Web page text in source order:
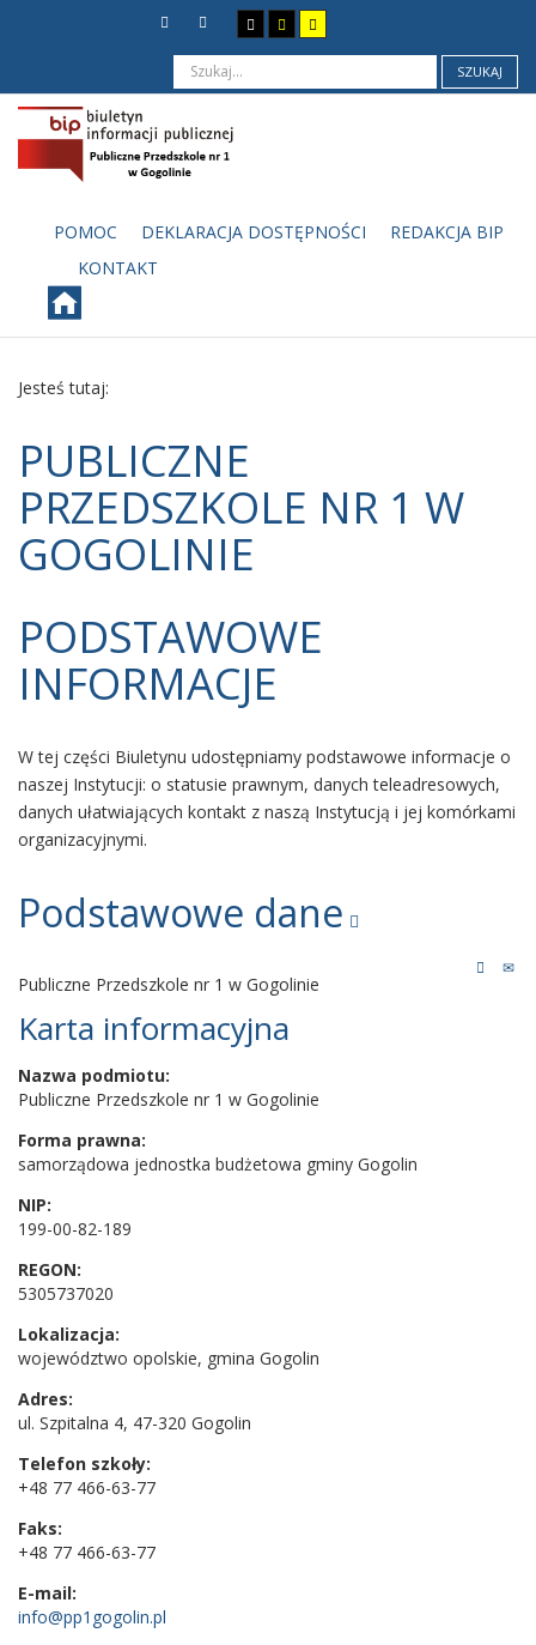
SZUKAJ
POMOC DEKLARACJA DOSTĘPNOŚCI
REDAKCJA BIP
KONTAKT
Jesteś tutaj:
PUBLICZNE
PRZEDSZKOLE NR 1 W
GOGOLINIE
PODSTAWOWE
INFORMACJE
W tej części Biuletynu udostępniamy podstawowe informacje o
naszej Instytucji: o statusie prawnym, danych teleadresowych,
danych ułatwiających kontakt z naszą Instytucją i jej komórkami
organizacyjnymi.
Podstawowe dane
Publiczne Przedszkole nr 1 w Gogolinie
Karta informacyjna
Nazwa podmiotu:
Publiczne Przedszkole nr 1 w Gogolinie
Forma prawna:
samorządowa jednostka budżetowa gminy Gogolin
NIP:
199-00-82-189
REGON:
5305737020
Lokalizacja:
województwo opolskie, gmina Gogolin
Adres:
ul. Szpitalna 4, 47-320 Gogolin
Telefon szkoły:
+48 77 466-63-77
Faks:
+48 77 466-63-77
E-mail:
info@pp1gogolin.pl